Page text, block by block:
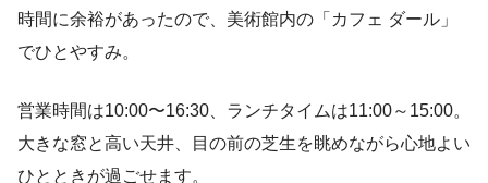
時間に余裕があったので、美術館内の「カフェ ダール」
でひとやすみ。
営業時間は10:00〜16:30、ランチタイムは11:00～15:00。
大きな窓と高い天井、目の前の芝生を眺めながら心地よい
ひとときが過ごせます。